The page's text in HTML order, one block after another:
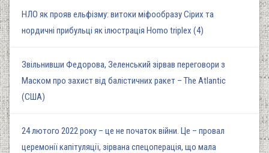
НЛО як прояв ельфізму: витоки міфообразу Сірих та
нордичні прибульці як ілюстрація Homo triplex (4)
Звільнивши Федорова, Зеленський зірвав переговори з
Маском про захист від балістичних ракет – The Atlantic
(США)
24 лютого 2022 року – це не початок війни. Це – провал
церемонії капітуляції, зірвана спецоперація, що мала